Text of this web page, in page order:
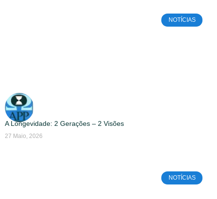
NOTÍCIAS
A Longevidade: 2 Gerações – 2 Visões
27 Maio, 2026
NOTÍCIAS